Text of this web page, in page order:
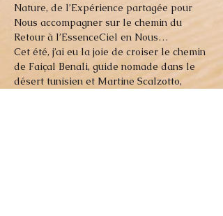
Nature, de l’Expérience partagée pour
Nous accompagner sur le chemin du
Retour à l’EssenceCiel en Nous…
Cet été, j’ai eu la joie de croiser le chemin
de Faiçal Benali, guide nomade dans le
désert tunisien et Martine Scalzotto,